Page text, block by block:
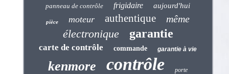
panneau de contrôle frigidaire aujourd'hui
pièce moteur authentique même
électronique garantie
carte de contrôle commande garantie à vie
kenmore contrôle porte